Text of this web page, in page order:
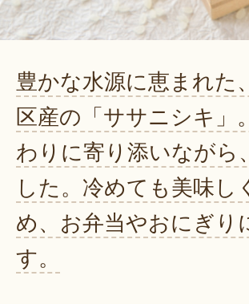
豊かな水源に恵まれた
区産の「ササニシキ」
わりに寄り添いながら
した。冷めても美味し
め、お弁当やおにぎり
す。